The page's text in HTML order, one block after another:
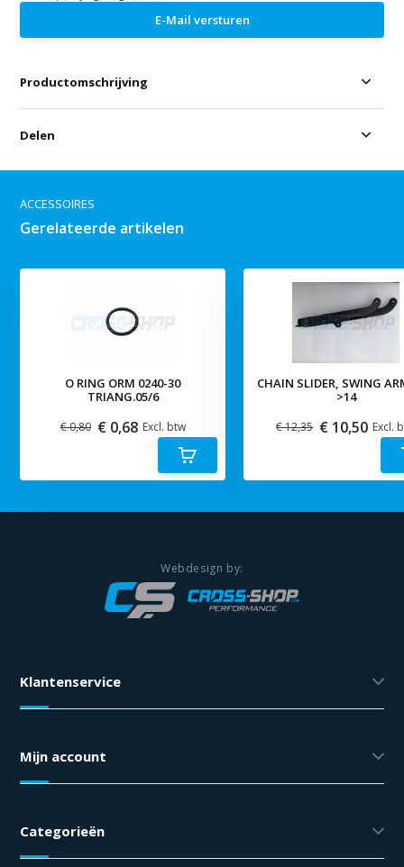
E-Mail versturen
Productomschrijving
Delen
ACCESSOIRES
Gerelateerde artikelen
O RING ORM 0240-30
TRIANG.05/6
€ 0,80 € 0,68 Excl. btw
CHAIN SLIDER, SWING
>14
€ 12,35 € 10,50 Excl.
Klantenservice
Mijn account
Categorieën